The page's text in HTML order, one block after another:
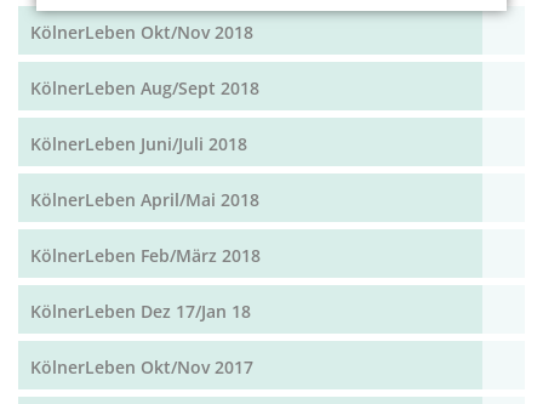
KölnerLeben Okt/Nov 2018
KölnerLeben Aug/Sept 2018
KölnerLeben Juni/Juli 2018
KölnerLeben April/Mai 2018
KölnerLeben Feb/März 2018
KölnerLeben Dez 17/Jan 18
KölnerLeben Okt/Nov 2017